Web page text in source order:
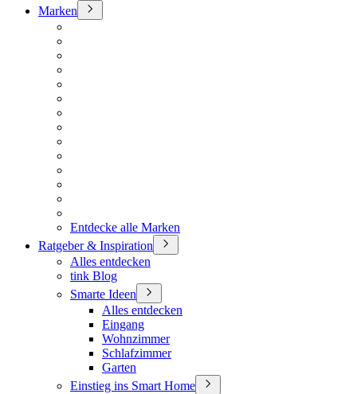
Marken
Entdecke alle Marken
Ratgeber & Inspiration
Alles entdecken
tink Blog
Smarte Ideen
Alles entdecken
Eingang
Wohnzimmer
Schlafzimmer
Garten
Einstieg ins Smart Home